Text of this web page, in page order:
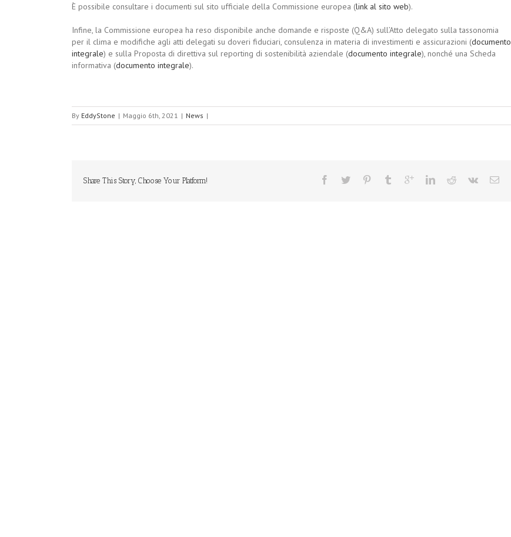
È possibile consultare i documenti sul sito ufficiale della Commissione europea (link al sito web).
Infine, la Commissione europea ha reso disponibile anche domande e risposte (Q&A) sull’Atto delegato sulla tassonomia
per il clima e modifiche agli atti delegati su doveri fiduciari, consulenza in materia di investimenti e assicurazioni (documento
integrale) e sulla Proposta di direttiva sul reporting di sostenibilità aziendale (documento integrale), nonché una Scheda
informativa (documento integrale).
By EddyStone | Maggio 6th, 2021 | News |
Share This Story, Choose Your Platform!